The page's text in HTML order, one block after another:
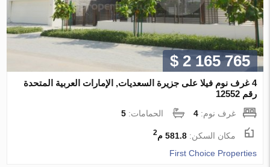
$ 2 165 765
4 غرف نوم فيلا على جزيرة السعديات, الإمارات العربية المتحدة
رقم 12552
غرف نوم:4 الحمامات:5
مكان السكن:581.8 م 2
First Choice Properties